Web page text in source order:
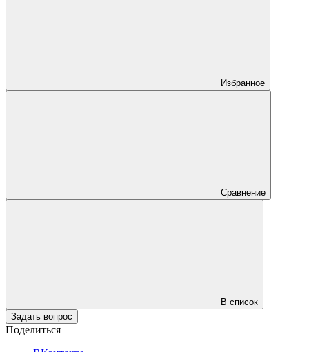
Избранное
Сравнение
В список
Задать вопрос
Поделиться